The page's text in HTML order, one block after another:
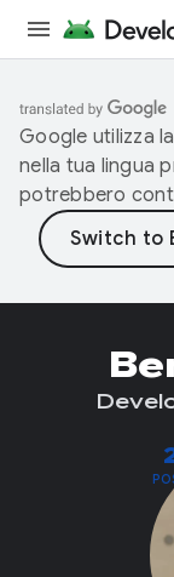
Google utilizza
nella tua lingua
potrebbero